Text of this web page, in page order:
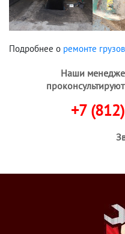
Подробнее о ремонте
Наши
+7